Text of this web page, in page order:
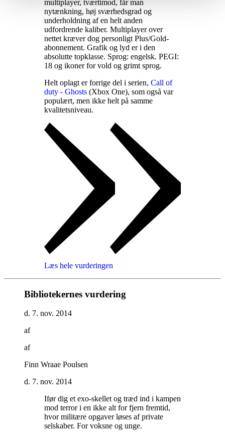
multiplayer, tværtimod, får man
nytænkning, høj sværhedsgrad og
underholdning af en helt anden
udfordrende kaliber. Multiplayer over
nettet kræver dog personligt Plus/Gold-
abonnement. Grafik og lyd er i den
absolutte topklasse. Sprog: engelsk. PEGI:
18 og ikoner for vold og grimt sprog.
Helt oplagt er forrige del i serien, Call of
duty - Ghosts (Xbox One), som også var
populært, men ikke helt på samme
kvalitetsniveau.
Læs hele vurderingen
Bibliotekernes vurdering
d. 7. nov. 2014
af
af
Finn Wraae Poulsen
d. 7. nov. 2014
Ifør dig et exo-skellet og træd ind i kampen
mod terror i en ikke alt for fjern fremtid,
hvor militære opgaver løses af private
selskaber. For voksne og unge.